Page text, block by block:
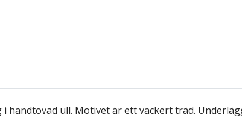
handtovad ull. Motivet är ett vackert träd.